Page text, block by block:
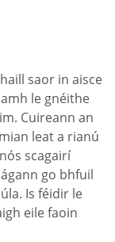
saor in aisce
le gnéithe
Cuireann an
leat a rianú
scagairí
go bhfuil
Is féidir le
eile faoin